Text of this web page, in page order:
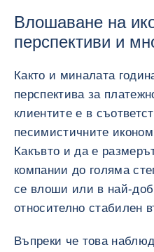
Влошаване на
перспективи и
Както и миналата
перспектива за
клиентите е в
песимистичните
Какъвто и да е
компании до голяма
се влоши или в най-
относително стабилен
Въпреки че това